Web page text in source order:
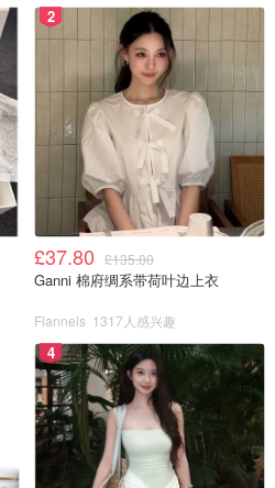
2
£37.80 £135.00
Ganni 棉府绸系带荷叶边上衣
Flannels 1317人感兴趣
4